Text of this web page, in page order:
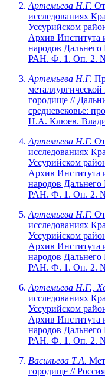
Артемьева Н.Г.
исследованиях
Уссурийском
Архив Института
народов Дальнего
РАН. Ф. 1. Оп. 2.
Артемьева Н.Г.
городище //
средневековье:
Н.А. Клюев.
Артемьева Н.Г.
исследованиях
Уссурийском
Архив Института
народов Дальнего
РАН. Ф. 1. Оп. 2.
Артемьева Н.Г.
исследованиях
Уссурийском
Архив Института
народов Дальнего
РАН. Ф. 1. Оп. 2.
Артемьева Н.Г.,
исследованиях
Уссурийском
Архив Института
народов Дальнего
РАН. Ф. 1. Оп. 2.
Васильева Т.А.
городище //